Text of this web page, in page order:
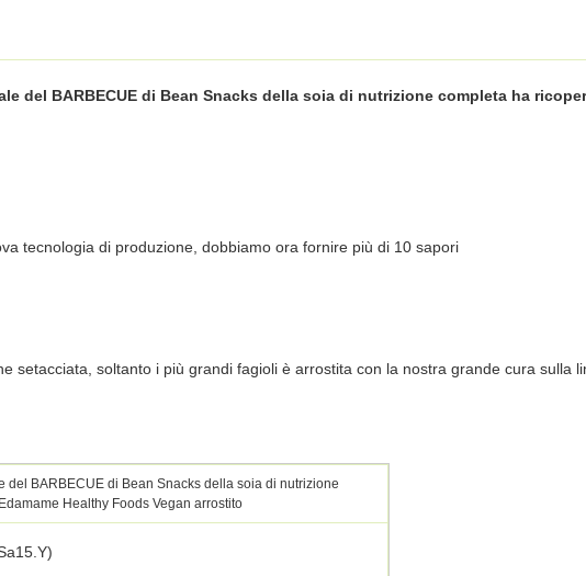
del BARBECUE di Bean Snacks della soia di nutrizione completa ha
tecnologia di produzione, dobbiamo ora fornire più di 10 sapori
setacciata, soltanto i più grandi fagioli è arrostita con la nostra grande cura sulla
del BARBECUE di Bean Snacks della soia di nutrizione
Healthy Foods Vegan arrostito